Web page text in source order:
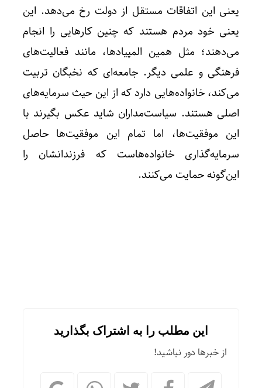
یعنی این اتفاقات مستقل از دولت رخ می‌دهد. این
یعنی خود مردم هستند که چنین کارهایی را انجام
می‌دهند؛ مثل همین المپیادها، مانند فعالیت‌های
فرهنگی و علمی دیگر. جامعه‌ای که نخبگان تربیت
می‌کند، خانواده‌هایی دارد که از این حیث سرمایه‌های
اصلی هستند. سیاست‌مداران شاید عکس بگیرند با
این موفقیت‌ها، اما تمام این موفقیت‌ها حاصل
سرمایه‌گذاری خانواده‌هاست که فرزندانشان را
این‌گونه حمایت می‌کنند.
این مطلب را به اشتراک بگذارید
از خبرها دور نباشید!